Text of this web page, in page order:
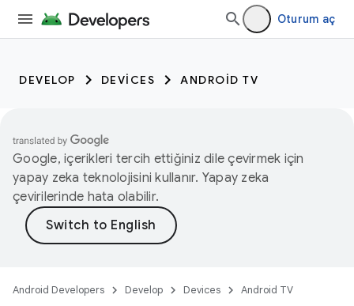
Oturum aç
DEVELOP DEVICES ANDROID TV
Google, içerikleri tercih ettiğiniz dile çevirmek için
yapay zeka teknolojisini kullanır. Yapay zeka
çevirilerinde hata olabilir.
Android Developers Develop Devices Android TV